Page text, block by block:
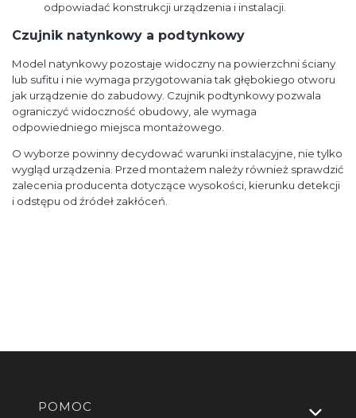
odpowiadać konstrukcji urządzenia i instalacji.
Czujnik natynkowy a podtynkowy
Model natynkowy pozostaje widoczny na powierzchni ściany
lub sufitu i nie wymaga przygotowania tak głębokiego otworu
jak urządzenie do zabudowy. Czujnik podtynkowy pozwala
ograniczyć widoczność obudowy, ale wymaga
odpowiedniego miejsca montażowego.
O wyborze powinny decydować warunki instalacyjne, nie tylko
wygląd urządzenia. Przed montażem należy również sprawdzić
zalecenia producenta dotyczące wysokości, kierunku detekcji
i odstępu od źródeł zakłóceń.
Linki w stopce
POMOC